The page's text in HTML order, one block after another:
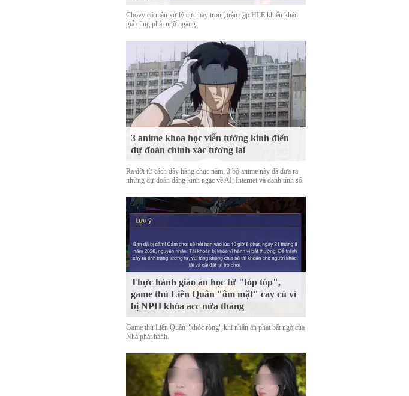
Chovy có màn xử lý cực hay trong trận gặp HLE khiến khán
giả cũng phải ngỡ ngàng.
3 anime khoa học viễn tưởng kinh điển
dự đoán chính xác tương lai
Ra đời từ cách đây hàng chục năm, 3 bộ anime này đã đưa ra
những dự đoán đáng kinh ngạc về AI, Internet và danh tính số.
Thực hành giáo án học từ "tóp tóp",
game thủ Liên Quân "ôm mặt" cay cú vì
bị NPH khóa acc nửa tháng
Game thủ Liên Quân "khóc ròng" khi nhận án phạt bất ngờ của
Nhà phát hành.